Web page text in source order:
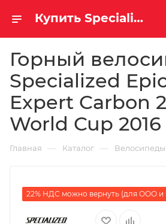
Купить Specialized Epic FSR Expert Carbon 29 World Cup 2016 за рублей, а со скидкой
Горный
Specialized
Expert Carbon
World Cup 2016
Главная — Каталог — Велосипеды
22% НДС можно вернуть (для ООО